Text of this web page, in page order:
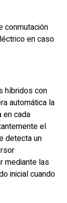
conmutación
en caso
híbridos con
automática la
en cada
el
detecta un
mediante las
inicial cuando